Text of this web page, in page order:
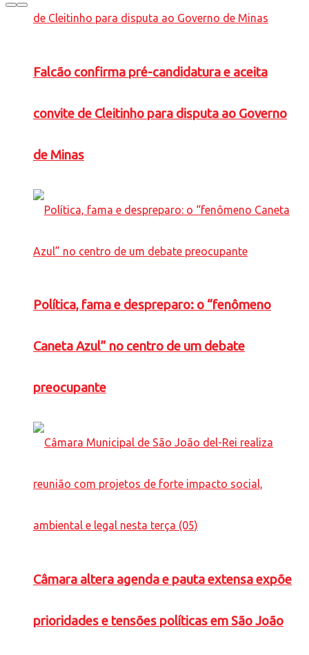
Falcão confirma pré-candidatura e aceita
convite de Cleitinho para disputa ao Governo
de Minas
Política, fama e despreparo: o “fenômeno
Caneta Azul” no centro de um debate
preocupante
Câmara altera agenda e pauta extensa expõe
prioridades e tensões políticas em São João